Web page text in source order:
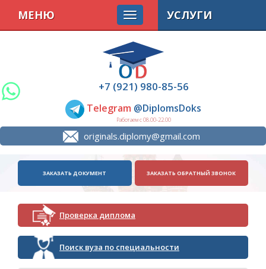
+7 (921) 980-85-56
Telegram @DiplomsDoks
Работаем с 08.00-22.00
originals.diplomy@gmail.com
МЕНЮ
ЗАКАЗАТЬ ДОКУМЕНТ ЗАКАЗАТЬ ОБРАТНЫЙ ЗВОНОК
Проверка диплома
Поиск вуза по специальности
УСЛУГИ